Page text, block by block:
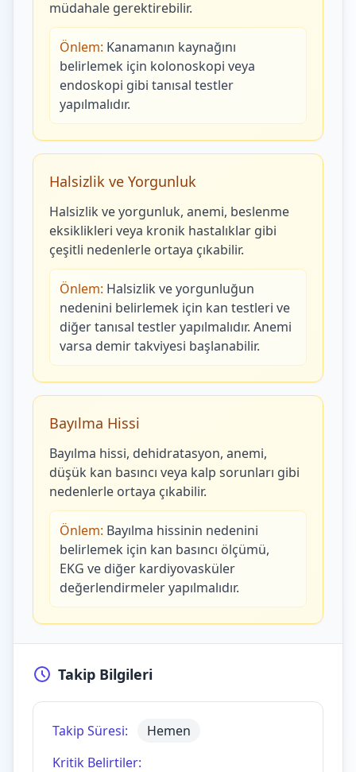
müdahale gerektirebilir.
Önlem: Kanamanın kaynağını
belirlemek için kolonoskopi veya
endoskopi gibi tanısal testler
yapılmalıdır.
Halsizlik ve Yorgunluk
Halsizlik ve yorgunluk, anemi, beslenme
eksiklikleri veya kronik hastalıklar gibi
çeşitli nedenlerle ortaya çıkabilir.
Önlem: Halsizlik ve yorgunluğun
nedenini belirlemek için kan testleri ve
diğer tanısal testler yapılmalıdır. Anemi
varsa demir takviyesi başlanabilir.
Bayılma Hissi
Bayılma hissi, dehidratasyon, anemi,
düşük kan basıncı veya kalp sorunları gibi
nedenlerle ortaya çıkabilir.
Önlem: Bayılma hissinin nedenini
belirlemek için kan basıncı ölçümü,
EKG ve diğer kardiyovasküler
değerlendirmeler yapılmalıdır.
Takip Bilgileri
Takip Süresi:
Hemen
Kritik Belirtiler: